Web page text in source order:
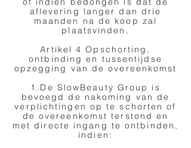
aflevering langer dan drie
maanden na de koop zal
plaatsvinden.
Artikel 4 Opschorting,
ontbinding en tussentijdse
opzegging van de overeenkomst
1.De SlowBeauty Group is
bevoegd de nakoming van de
verplichtingen op te schorten of
de overeenkomst terstond en
met directe ingang te ontbinden,
indien: